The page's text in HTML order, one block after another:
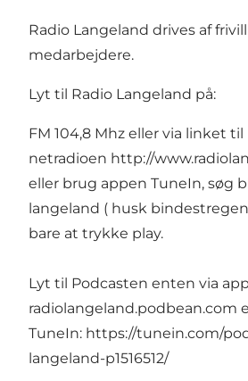
Radio Langeland drives af
medarbejdere.
Lyt til Radio Langeland på:
FM 104,8 Mhz eller via linket til
netradioen http://
eller brug appen TuneIn, søg
langeland ( husk
bare at trykke play.
Lyt til Podcasten enten via
radiolangeland.podbean.com
TuneIn: https://tunein.com/
langeland-p1516512/